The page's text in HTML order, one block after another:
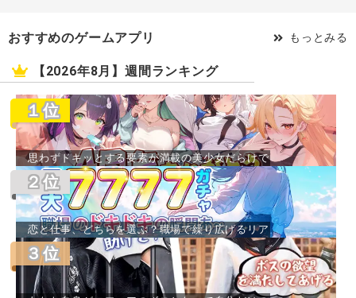
おすすめのゲームアプリ もっとみる
【2026年8月】週間ランキング
１位
思わずドキッとする要素が満載の美少女だらけで
楽しめる放置計略シミュレーションRPG！..
２位
恋と仕事、どちらを選ぶ？職場で繰り広げるリア
ルな恋愛シミュレーション..
３位